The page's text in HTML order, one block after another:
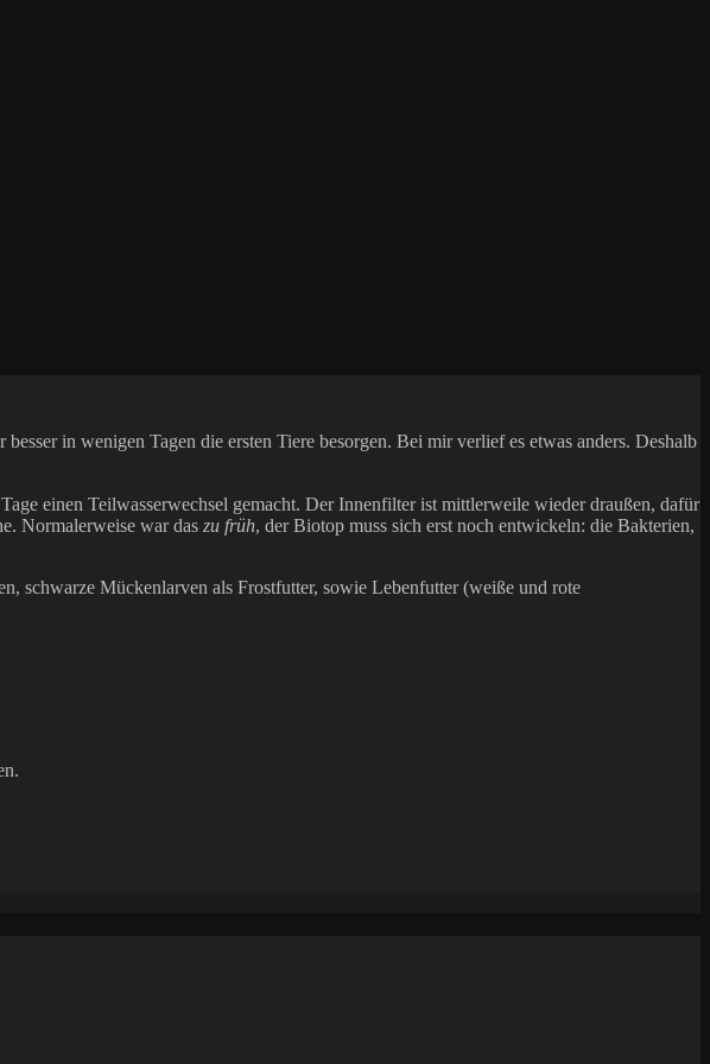
in wenigen Tagen die ersten Tiere besorgen. Bei mir verlief es etwas anders. Deshalb
einen Teilwasserwechsel gemacht. Der Innenfilter ist mittlerweile wieder draußen, dafür
Normalerweise war das zu früh, der Biotop muss sich erst noch entwickeln: die Bakterien,
schwarze Mückenlarven als Frostfutter, sowie Lebenfutter (weiße und rote